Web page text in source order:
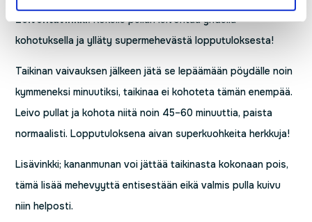
Leivontavinkki.Kokeile pullan leivontaa yhdellä
kohotuksella ja ylläty supermehevästä lopputuloksesta!
Taikinan vaivauksen jälkeen jätä se lepäämään pöydälle noin
kymmeneksi minuutiksi, taikinaa ei kohoteta tämän enempää.
Leivo pullat ja kohota niitä noin 45–60 minuuttia, paista
normaalisti. Lopputuloksena aivan superkuohkeita herkkuja!
Lisävinkki; kananmunan voi jättää taikinasta kokonaan pois,
tämä lisää mehevyyttä entisestään eikä valmis pulla kuivu
niin helposti.